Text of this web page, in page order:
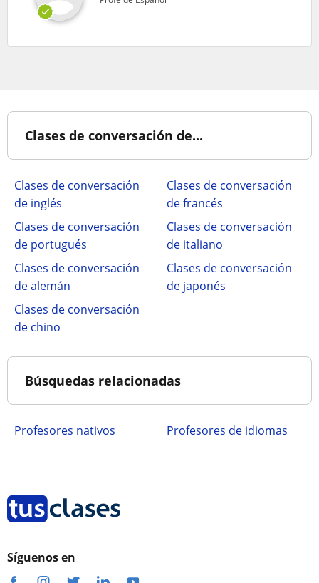
Clases de conversación de...
Clases de conversación
de inglés
Clases de conversación
de francés
Clases de conversación
de portugués
Clases de conversación
de italiano
Clases de conversación
de alemán
Clases de conversación
de japonés
Clases de conversación
de chino
Búsquedas relacionadas
Profesores nativos Profesores de idiomas
Síguenos en